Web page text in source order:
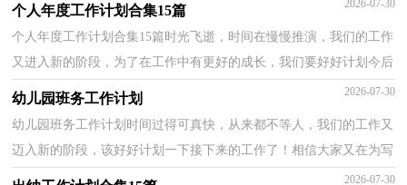
个人年度工作计划合集15篇 2026-07-30
个人年度工作计划合集15篇时光飞逝，时间在慢慢推演，我们的工作
又进入新的阶段，为了在工作中有更好的成长，我们要好好计划今后
的学习，制定一份计划了。拟起计划来就毫无头绪？下面是...
幼儿园班务工作计划 2026-07-30
幼儿园班务工作计划时间过得可真快，从来都不等人，我们的工作又
迈入新的阶段，该好好计划一下接下来的工作了！相信大家又在为写
计划犯愁了？下面是小编帮大家整理的幼儿园班务工作计...
2026-07-30